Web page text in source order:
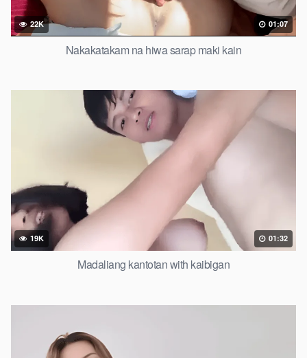
22K 01:07
Nakakatakam na hiwa sarap maki kain
19K 01:32
Madaliang kantotan with kaibigan